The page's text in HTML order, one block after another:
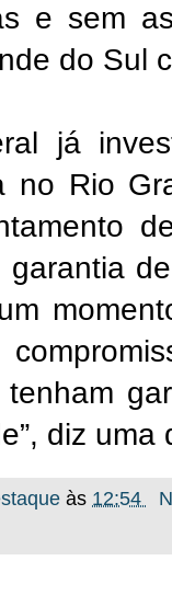
e sem
do Sul
já
no Rio
diz
às 12:54